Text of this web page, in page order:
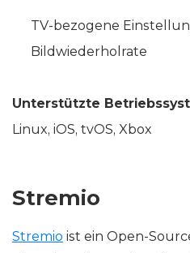
TV-bezogene
Bildwiederholrate
Unterstützte
Linux, iOS, tvOS, Xbox
Stremio
Stremio ist ein Open-